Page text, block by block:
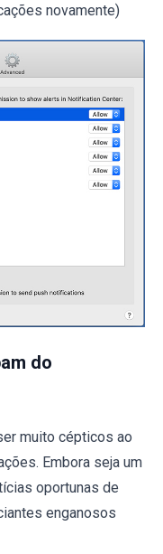
novamente)
do
muito cépticos ao
Embora seja um
oportunas de
enganosos